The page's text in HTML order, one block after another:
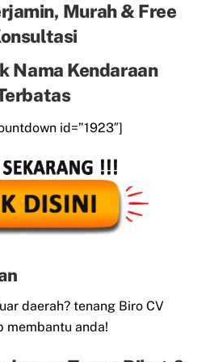
Murah & Free
Nama Kendaraan
id=”1923″]
daerah? tenang Biro CV
membantu anda!